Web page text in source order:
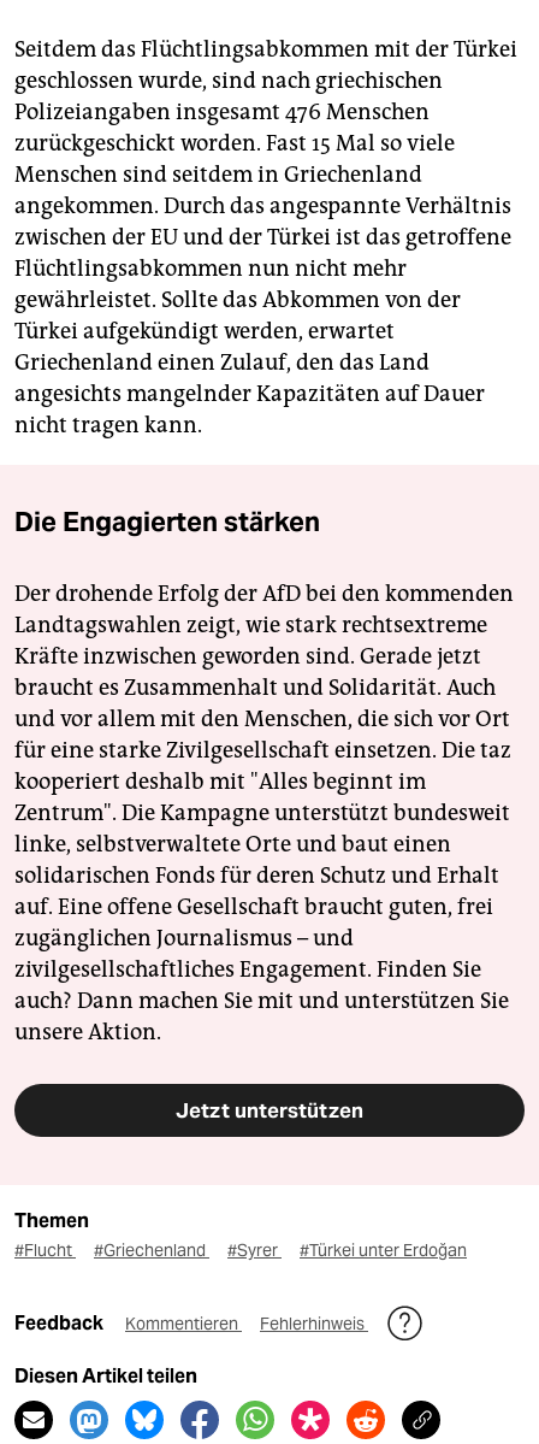
Seitdem das Flüchtlingsabkommen mit der Türkei
geschlossen wurde, sind nach griechischen
Polizeiangaben insgesamt 476 Menschen
zurückgeschickt worden. Fast 15 Mal so viele
Menschen sind seitdem in Griechenland
angekommen. Durch das angespannte Verhältnis
zwischen der EU und der Türkei ist das getroffene
Flüchtlingsabkommen nun nicht mehr
gewährleistet. Sollte das Abkommen von der
Türkei aufgekündigt werden, erwartet
Griechenland einen Zulauf, den das Land
angesichts mangelnder Kapazitäten auf Dauer
nicht tragen kann.
Die Engagierten stärken
Der drohende Erfolg der AfD bei den kommenden
Landtagswahlen zeigt, wie stark rechtsextreme
Kräfte inzwischen geworden sind. Gerade jetzt
braucht es Zusammenhalt und Solidarität. Auch
und vor allem mit den Menschen, die sich vor Ort
für eine starke Zivilgesellschaft einsetzen. Die taz
kooperiert deshalb mit "Alles beginnt im
Zentrum". Die Kampagne unterstützt bundesweit
linke, selbstverwaltete Orte und baut einen
solidarischen Fonds für deren Schutz und Erhalt
auf. Eine offene Gesellschaft braucht guten, frei
zugänglichen Journalismus – und
zivilgesellschaftliches Engagement. Finden Sie
auch? Dann machen Sie mit und unterstützen Sie
unsere Aktion.
Jetzt unterstützen
Themen
#Flucht #Griechenland #Syrer #Türkei unter Erdoğan
Feedback Kommentieren Fehlerhinweis
Diesen Artikel teilen